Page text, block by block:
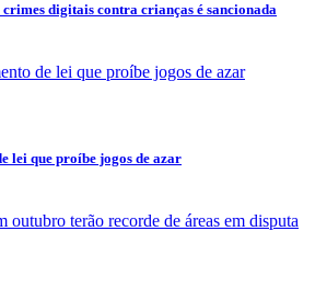
digitais contra crianças é sancionada
lei que proíbe jogos de azar